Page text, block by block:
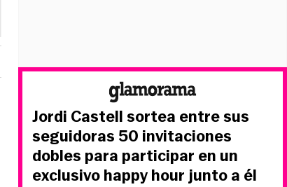
Jordi Castell sortea entre sus
seguidoras 50 invitaciones
dobles para participar en un
exclusivo happy hour junto a él